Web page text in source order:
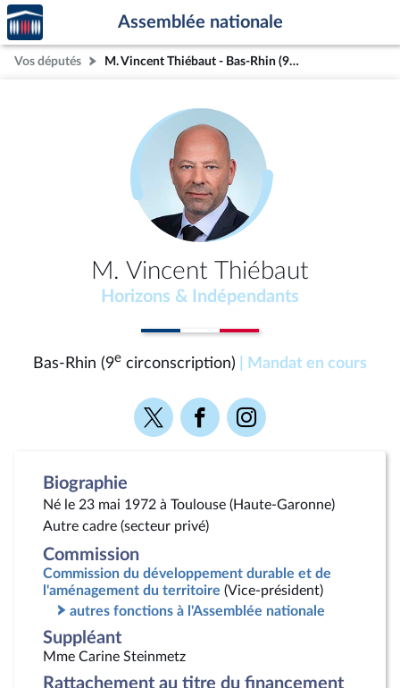
Aller au contenu
Aller en bas de la page
Accèder
à la
page
d'accueil
Assemblée nationale
Vos députés M. Vincent Thiébaut - Bas-Rhin (9e circonscription)
M. Vincent Thiébaut
Horizons & Indépendants
Bas-Rhin (9e circonscription) | Mandat en cours
Voir
la
Voir
la
Voir
la
Biographie
Né le 23 mai 1972 à Toulouse (Haute-Garonne)
Autre cadre (secteur privé)
Commission
Commission du développement durable et de
l'aménagement du territoire (Vice-président)
autres fonctions à l'Assemblée nationale
Suppléant
Mme Carine Steinmetz
Rattachement au titre du financement